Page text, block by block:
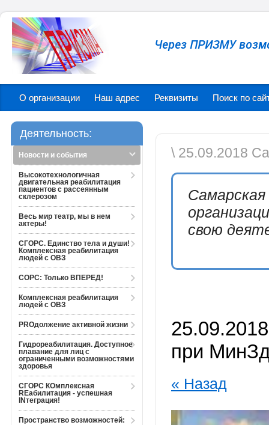
Через ПРИЗМУ
О организации Наш адрес Реквизиты Поиск по
Деятельность:
Новости и события
Высокотехнологичная
двигательная реабилитация
пациентов с рассеянным
склерозом
Весь мир театр, мы в нем
актеры!
СГОРС. Единство тела и души!
Комплексная реабилитация
людей с ОВЗ
СОРС: Только ВПЕРЕД!
Комплексная реабилитация
людей с ОВЗ
PROдолжение активной жизни
Гидрореабилитация. Доступное
плавание для лиц с
ограниченными возможностями
здоровья
СГОРС КОмплексная
REабилитация - успешная
INтеграция!
Пространство возможностей:
\ 25.09.2018
свою
при
« Назад